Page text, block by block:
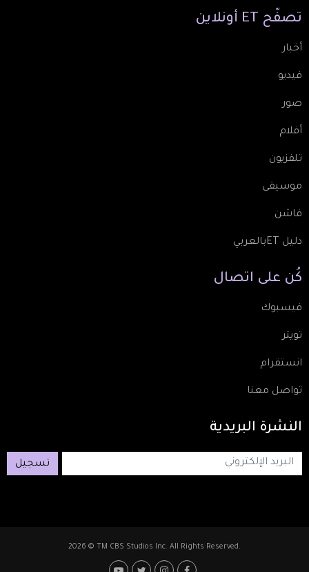
تصفّح ET أونلاين
أخبار
فيديو
صور
أفلام
تلفزيون
موسيقى
فاشن
دليل ETبالعربي
كُن على اتصال
فيسبوك
تويتر
انستقرام
تواصل معنا
النشرة البريدية
تسجيل
2026 © TM CBS Studios Inc. All Rights Reserved.
Footer: Social Media